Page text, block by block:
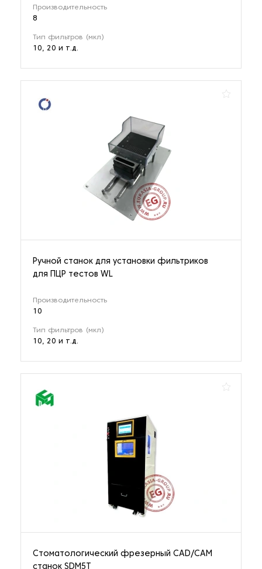
Производительность
8
Тип фильтров (мкл)
10, 20 и т.д.
Ручной станок для установки фильтриков
для ПЦР тестов WL
Производительность
10
Тип фильтров (мкл)
10, 20 и т.д.
Стоматологический фрезерный CAD/CAM
станок SDM5T